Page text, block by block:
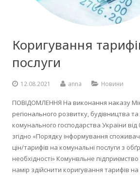
Коригування
послуги
12.08.2021 anna Новини
ПОВІДОМЛЕННЯ На виконання наказу
регіонального розвитку, будівництва
комунального господарства України
згідно «Порядку інформування
цін/тарифів на комунальні послуги з
необхідності» Комунвльне
намір здійснити коригування тарифів